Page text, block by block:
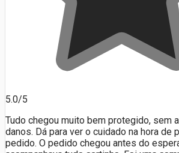
5.0/5
Tudo chegou muito bem protegido, sem
danos. Dá para ver o cuidado na hora de
pedido. O pedido chegou antes do